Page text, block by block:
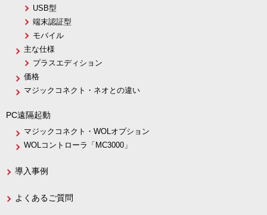
USB型
端末認証型
モバイル
主な仕様
プラスエディション
価格
マジックコネクト・ネオとの違い
PC遠隔起動
マジックコネクト・WOLオプション
WOLコントローラ「MC3000」
導入事例
よくあるご質問